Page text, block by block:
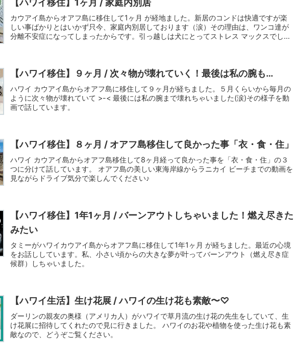
【ハワイ移住】1ヶ月 / 家庭内別居
カウアイ島からオアフ島に移住して1ヶ月 が経地ました。新居のコンドは快適ですが楽
しい事ばかりとはいかず只今、家庭内別居しております（涙）その理由は、ワンコ達が
分離不安症になってしまったからです。引っ越しは犬にとってストレス マックスでし
【ハワイ移住】９ヶ月 / 次々物が壊れていく！最後は私の腕も…
ハワイ カウアイ島からオアフ島に移住して９ヶ月が経ちました。５月くらいから毎月の
ように次々物が壊れていて >-< 最後には私の腕まで壊れちゃいました(涙)その様子を動
画で話しています。
【ハワイ移住】８ヶ月 / オアフ島移住して良かった事「衣・食・住」
ハワイ カウアイ島からオアフ島移住して8ヶ月経って良かった事を「衣・食・住」の３
つに分けて話しています。 オアフ島の美しい東海岸線からラニカイ ビーチまでの動画を
見ながらドライブ気分で楽しんでください♪
【ハワイ移住】1年1ヶ月 / バーンアウトしちゃいました！燃え尽きた
みたい
タミーがハワイカウアイ島からオアフ島に移住して1年1ヶ月 が経ちました。最近の心境
をお話ししています。私、小さい頃からの大きな夢が叶ってバーンアウト（燃え尽き症
候群）しちゃいました。
【ハワイ生活】生け花展 / ハワイの生け花も素敵〜♡
ダーリンの親友の奥様（アメリカ人）がハワイで草月流の生け花の先生をしていて、生
け花展に招待してくれたので見に行きました。 ハワイのお花や植物を使った生け花も素
敵なので、どうぞご覧ください。